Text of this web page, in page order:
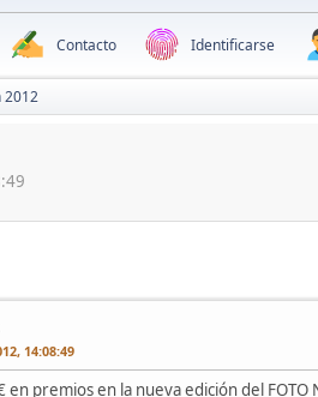
Contacto Identificarse
2012
14:08:49
en premios en la nueva edición del FOTO